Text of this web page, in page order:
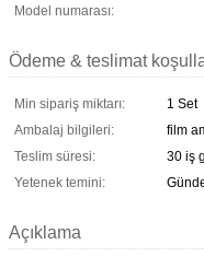
Model numarası:
Ödeme & teslimat
Min sipariş miktarı:
1 Set
Ambalaj bilgileri:
film
Teslim süresi:
30 iş
Yetenek temini:
Açıklama